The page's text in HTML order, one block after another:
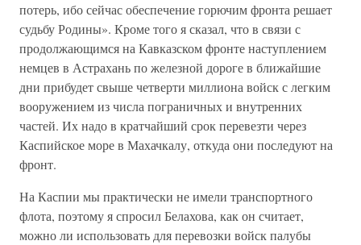
потерь, ибо сейчас обеспечение горючим фронта решает
судьбу Родины». Кроме того я сказал, что в связи с
продолжающимся на Кавказском фронте наступлением
немцев в Астрахань по железной дороге в ближайшие
дни прибудет свыше четверти миллиона войск с легким
вооружением из числа пограничных и внутренних
частей. Их надо в кратчайший срок перевезти через
Каспийское море в Махачкалу, откуда они последуют на
фронт.
На Каспии мы практически не имели транспортного
флота, поэтому я спросил Белахова, как он считает,
можно ли использовать для перевозки войск палубы